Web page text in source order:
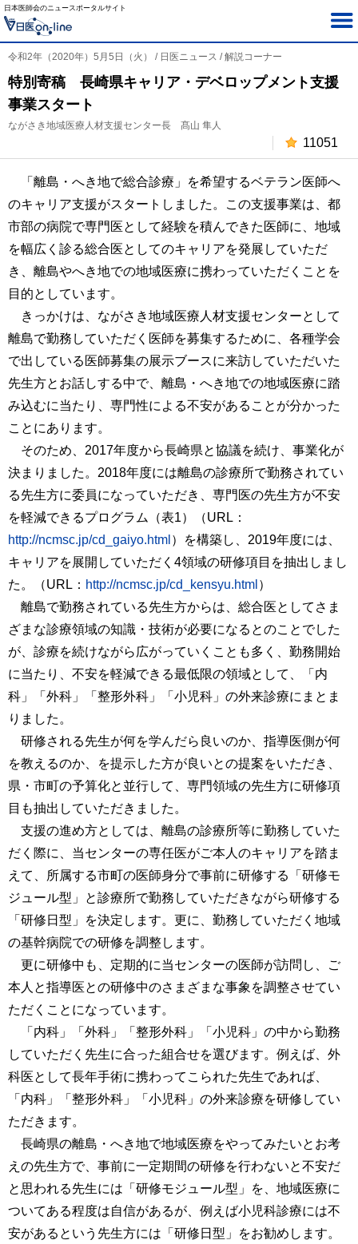
日本医師会のニュースポータルサイト
令和2年（2020年）5月5日（火） / 日医ニュース / 解説コーナー
特別寄稿 長崎県キャリア・デベロップメント支援
事業スタート
ながさき地域医療人材支援センター長 髙山 隼人
11051
「離島・へき地で総合診療」を希望するベテラン医師へ
のキャリア支援がスタートしました。この支援事業は、都
市部の病院で専門医として経験を積んできた医師に、地域
を幅広く診る総合医としてのキャリアを発展していただ
き、離島やへき地での地域医療に携わっていただくことを
目的としています。
きっかけは、ながさき地域医療人材支援センターとして
離島で勤務していただく医師を募集するために、各種学会
で出している医師募集の展示ブースに来訪していただいた
先生方とお話しする中で、離島・へき地での地域医療に踏
み込むに当たり、専門性による不安があることが分かった
ことにあります。
そのため、2017年度から長崎県と協議を続け、事業化が
決まりました。2018年度には離島の診療所で勤務されてい
る先生方に委員になっていただき、専門医の先生方が不安
を軽減できるプログラム（表1）（URL：
http://ncmsc.jp/cd_gaiyo.html ）を構築し、2019年度には、
キャリアを展開していただく4領域の研修項目を抽出しまし
た。（URL： http://ncmsc.jp/cd_kensyu.html ）
離島で勤務されている先生方からは、総合医としてさま
ざまな診療領域の知識・技術が必要になるとのことでした
が、診療を続けながら広がっていくことも多く、勤務開始
に当たり、不安を軽減できる最低限の領域として、「内
科」「外科」「整形外科」「小児科」の外来診療にまとま
りました。
研修される先生が何を学んだら良いのか、指導医側が何
を教えるのか、を提示した方が良いとの提案をいただき、
県・市町の予算化と並行して、専門領域の先生方に研修項
目も抽出していただきました。
支援の進め方としては、離島の診療所等に勤務していた
だく際に、当センターの専任医がご本人のキャリアを踏ま
えて、所属する市町の医師身分で事前に研修する「研修モ
ジュール型」と診療所で勤務していただきながら研修する
「研修日型」を決定します。更に、勤務していただく地域
の基幹病院での研修を調整します。
更に研修中も、定期的に当センターの医師が訪問し、ご
本人と指導医との研修中のさまざまな事象を調整させてい
ただくことになっています。
「内科」「外科」「整形外科」「小児科」の中から勤務
していただく先生に合った組合せを選びます。例えば、外
科医として長年手術に携わってこられた先生であれば、
「内科」「整形外科」「小児科」の外来診療を研修してい
ただきます。
長崎県の離島・へき地で地域医療をやってみたいとお考
えの先生方で、事前に一定期間の研修を行わないと不安だ
と思われる先生には「研修モジュール型」を、地域医療に
ついてある程度は自信があるが、例えば小児科診療には不
安があるという先生方には「研修日型」をお勧めします。